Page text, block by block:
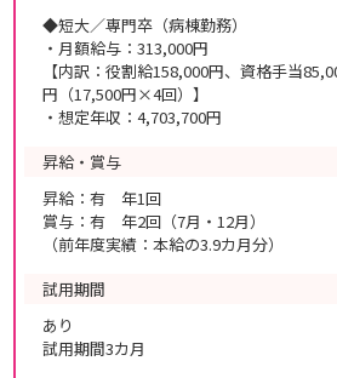
◆短大／専門卒（病棟勤務）
・月額給与：313,000円
【内訳：役割給158,000円、資格手当
円（17,500円×4回）】
・想定年収：4,703,700円
昇給・賞与
昇給：有 年1回
賞与：有 年2回（7月・12月）
（前年度実績：本給の3.9カ月分）
試用期間
あり
試用期間3カ月